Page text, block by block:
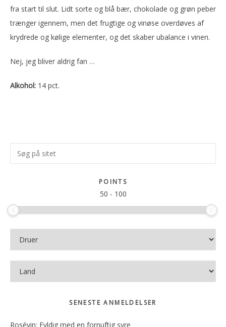
fra start til slut. Lidt sorte og blå bær, chokolade og grøn peber
trænger igennem, men det frugtige og vinøse overdøves af
krydrede og kølige elementer, og det skaber ubalance i vinen.
Nej, jeg bliver aldrig fan …
Alkohol: 14 pct.
Primær
Sidebar
Søg
på
POINTS
50 - 100
SENESTE ANMELDELSER
Rosévin: Fyldig med en fornuftig syre